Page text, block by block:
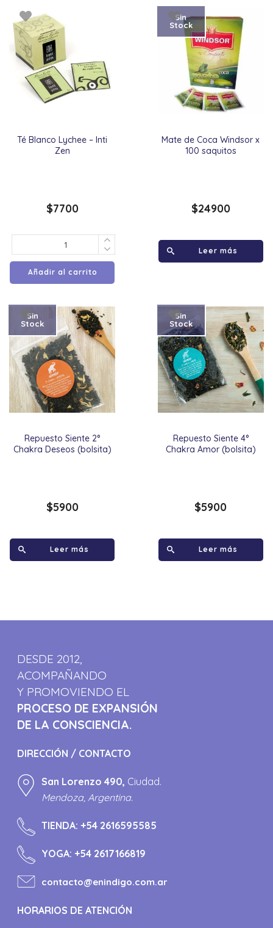
Té Blanco Lychee – Inti
Zen
$7700
Añadir al carrito
Mate de Coca Windsor x
100 saquitos
Sin
Stock
$24900
Leer más
Repuesto Siente 2°
Chakra Deseos (bolsita)
Sin
Stock
$5900
Leer más
Repuesto Siente 4°
Chakra Amor (bolsita)
Sin
Stock
$5900
Leer más
DESDE 2012,
ACOMPAÑANDO
Y PROMOVIENDO EL
PROCESO DE EXPANSIÓN
DE LA CONSCIENCIA.
DIRECCIÓN / CONTACTO
San Lorenzo 490, Ciudad.
Mendoza, Argentina.
TIENDA:+54 2616595585
YOGA:+54 2617166819
contacto@enindigo.com.ar
HORARIOS DE ATENCIÓN